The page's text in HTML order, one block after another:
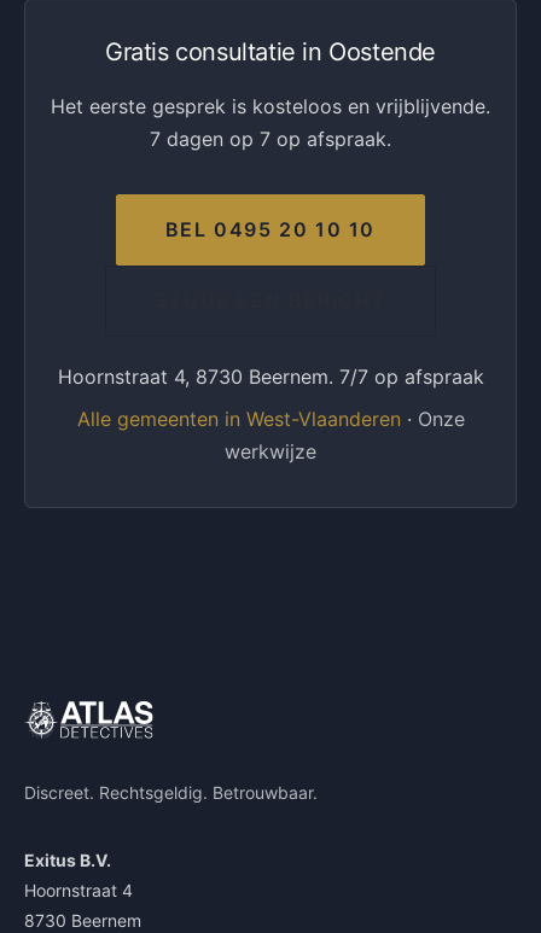
Gratis consultatie in Oostende
Het eerste gesprek is kosteloos en vrijblijvende.
7 dagen op 7 op afspraak.
BEL 0495 20 10 10
Hoornstraat 4, 8730 Beernem. 7/7 op afspraak
Alle gemeenten in West-Vlaanderen · Onze
werkwijze
Discreet. Rechtsgeldig. Betrouwbaar.
Exitus B.V.
Hoornstraat 4
8730 Beernem